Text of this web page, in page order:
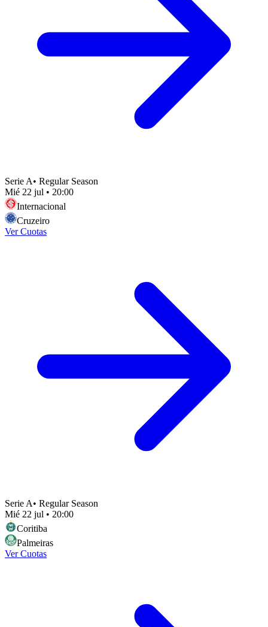
Serie A• Regular Season
Mié 22 jul • 20:00
Internacional
Cruzeiro
Ver Cuotas
Serie A• Regular Season
Mié 22 jul • 20:00
Coritiba
Palmeiras
Ver Cuotas